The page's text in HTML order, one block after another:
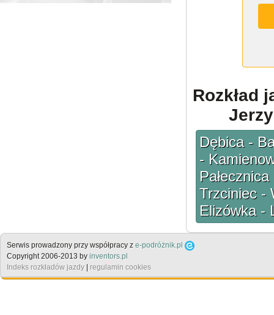
Rozkład
Dębica -
-
Trzciniec -
Elizówka -
Serwis prowadzony przy współpracy z e-podróżnik.pl
Copyright 2006-2013 by inventors.pl
Indeks rozkładów jazdy | regulamin cookies